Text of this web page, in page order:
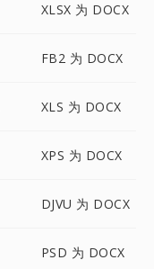
XLSX 为 DOCX
FB2 为 DOCX
XLS 为 DOCX
XPS 为 DOCX
DJVU 为 DOCX
PSD 为 DOCX